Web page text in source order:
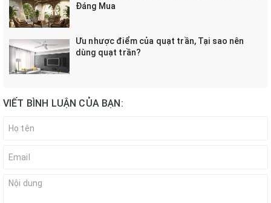
Đáng Mua
Ưu nhược điểm của quạt trần, Tại sao nên
dùng quạt trần?
VIẾT BÌNH LUẬN CỦA BẠN: